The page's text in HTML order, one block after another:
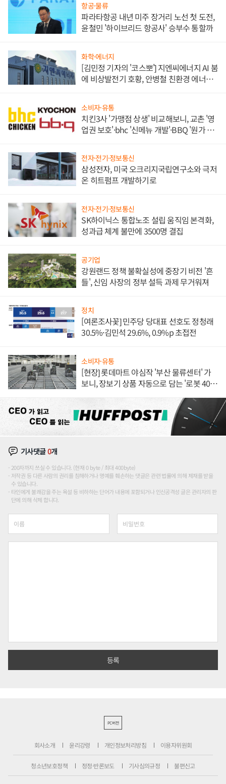
항공·물류
파라타항공 내년 미주 장거리 노선 첫 도전,
윤철민 '하이브리드 항공사' 승부수 통할까
화학·에너지
[김민정 기자의 '코스뽀'] 지엔씨에너지 AI 붐
에 비상발전기 호황, 안병철 친환경 에너지
소비자·유통
치킨3사 '가맹점 상생' 비교해보니, 교촌 '영
업권 보호'·bhc '신메뉴 개발'·BBQ '원가 부
전자·전기·정보통신
삼성전자, 미국 오크리지국립연구소와 극저
온 히트펌프 개발하기로
전자·전기·정보통신
SK하이닉스 통합노조 설립 움직임 본격화,
성과급 체계 불만에 3500명 결집
공기업
강원랜드 정책 불확실성에 중장기 비전 '흔
들', 신임 사장의 정부 설득 과제 무거워져
정치
[여론조사꽃] 민주당 당대표 선호도 정청래
30.5%·김민석 29.6%, 0.9%p 초접전
소비자·유통
[현장] 롯데마트 야심작 '부산 물류센터' 가
보니, 장보기 상품 자동으로 담는 '로봇 400
기사댓글0개
200자까지 쓰실 수 있습니다. (현재 0 byte / 최대 400byte)
저작권 등 다른 사람의 권리를 침해하거나 명예를 훼손하는 댓글은 관련 법률에 의해 제재를 받을
수 있습니다.
타인에게 불쾌감을 주는 욕설 등 비하하는 단어가 내용에 포함되거나 인신공격성 글은 관리자의 판
단에 의해 삭제 합니다.
PC버전
회사소개 윤리강령 개인정보처리방침 이용자위원회
청소년보호정책 정정·반론보도 기사심의규정 불편신고